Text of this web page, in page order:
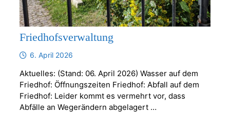
Friedhofsverwaltung
6. April 2026
Aktuelles: (Stand: 06. April 2026) Wasser auf dem
Friedhof: Öffnungszeiten Friedhof: Abfall auf dem
Friedhof: Leider kommt es vermehrt vor, dass
Abfälle an Wegerändern abgelagert …